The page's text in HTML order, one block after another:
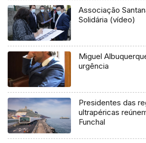
Associação
Solidária (vídeo)
Miguel
urgência
Presidentes das
ultrapéricas
Funchal